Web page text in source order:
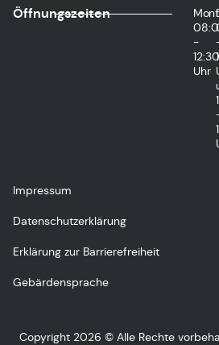
Öffnungszeiten
-
12:30
Uhr
Impressum
Datenschutzerklärung
Erklärung zur Barrierefreiheit
Gebärdensprache
Copyright 2026 © Alle Rechte